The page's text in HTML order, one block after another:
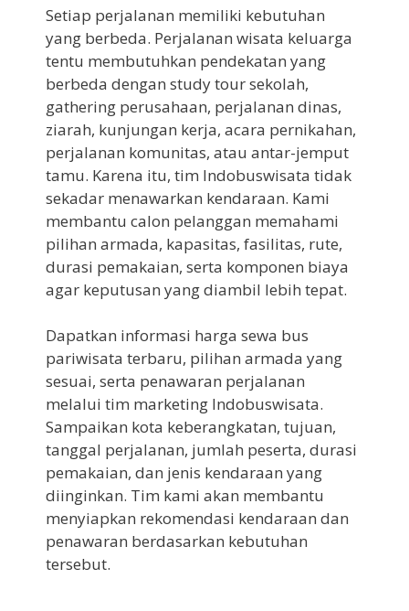
Setiap perjalanan memiliki kebutuhan
yang berbeda. Perjalanan wisata keluarga
tentu membutuhkan pendekatan yang
berbeda dengan study tour sekolah,
gathering perusahaan, perjalanan dinas,
ziarah, kunjungan kerja, acara pernikahan,
perjalanan komunitas, atau antar-jemput
tamu. Karena itu, tim Indobuswisata tidak
sekadar menawarkan kendaraan. Kami
membantu calon pelanggan memahami
pilihan armada, kapasitas, fasilitas, rute,
durasi pemakaian, serta komponen biaya
agar keputusan yang diambil lebih tepat.
Dapatkan informasi harga sewa bus
pariwisata terbaru, pilihan armada yang
sesuai, serta penawaran perjalanan
melalui tim marketing Indobuswisata.
Sampaikan kota keberangkatan, tujuan,
tanggal perjalanan, jumlah peserta, durasi
pemakaian, dan jenis kendaraan yang
diinginkan. Tim kami akan membantu
menyiapkan rekomendasi kendaraan dan
penawaran berdasarkan kebutuhan
tersebut.